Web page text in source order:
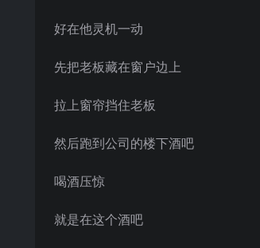
好在他灵机一动
先把老板藏在窗户边上
拉上窗帘挡住老板
然后跑到公司的楼下酒吧
喝酒压惊
就是在这个酒吧